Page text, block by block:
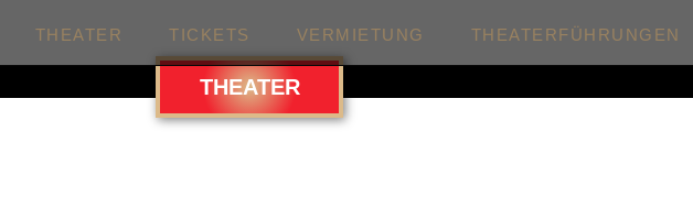
THEATER TICKETS VERMIETUNG THEATERFÜHRUNGEN
THEATER